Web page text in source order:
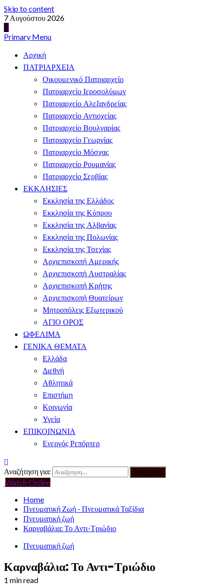
Skip to content
7 Αυγούστου 2026
Primary Menu
Αρχική
ΠΑΤΡΙΑΡΧΕΙΑ
Οικουμενικό Πατριαρχείο
Πατριαρχείο Ιεροσολύμων
Πατριαρχείο Αλεξανδρείας
Πατριαρχείο Αντιοχείας
Πατριαρχείο Βουλγαρίας
Πατριαρχείο Γεωργίας
Πατριαρχείο Μόσχας
Πατριαρχείο Ρουμανίας
Πατριαρχείο Σερβίας
ΕΚΚΛΗΣΙΕΣ
Εκκλησία της Ελλάδος
Εκκλησία της Κύπρου
Εκκλησία της Αλβανίας
Εκκλησία της Πολωνίας
Εκκλησία της Τσεχίας
Αρχιεπισκοπή Αμερικής
Αρχιεπισκοπή Αυστραλίας
Αρχιεπισκοπή Κρήτης
Αρχιεπισκοπή Θυατείρων
Μητροπόλεις Εξωτερικού
ΑΓΙΟ ΟΡΟΣ
ΩΦΕΛΙΜΑ
ΓΕΝΙΚΑ ΘΕΜΑΤΑ
Ελλάδα
Διεθνή
Αθλητικά
Επιστήμη
Κοινωνία
Υγεία
ΕΠΙΚΟΙΝΩΝΙΑ
Ενεργός Ρεπόρτερ
Αναζήτηση για:
Watch Online
Home
Πνευματική Ζωή - Πνευματικά Ταξίδια
Πνευματική ζωή
Καρναβάλια: Το Αντι-Τριώδιο
Πνευματική ζωή
Καρναβάλια: Το Αντι-Τριώδιο
1 min read